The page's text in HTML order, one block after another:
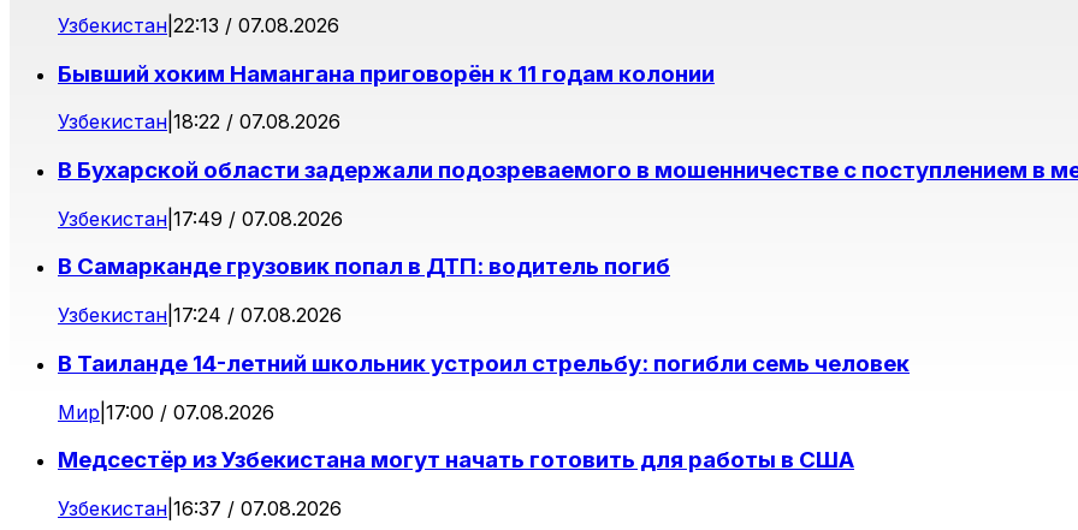
Узбекистан 22:13 / 07.08.2026
Бывший хоким Намангана приговорён к 11 годам колонии
Узбекистан 18:22 / 07.08.2026
В Бухарской области задержали подозреваемого в мошенничестве с поступлением в
Узбекистан 17:49 / 07.08.2026
В Самарканде грузовик попал в ДТП: водитель погиб
Узбекистан 17:24 / 07.08.2026
В Таиланде 14-летний школьник устроил стрельбу: погибли семь человек
Мир 17:00 / 07.08.2026
Медсестёр из Узбекистана могут начать готовить для работы в США
Узбекистан 16:37 / 07.08.2026